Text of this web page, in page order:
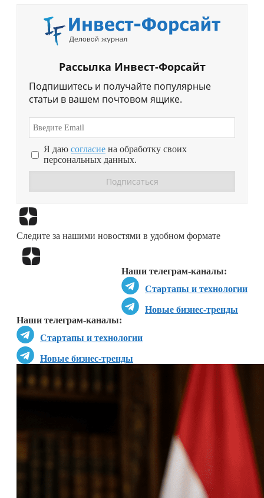
Рассылка Инвест-Форсайт
Подпишитесь и получайте популярные
статьи в вашем почтовом ящике.
Я даю согласие на обработку своих
персональных данных.
Следите за нашими новостями в удобном формате
Наши телеграм-каналы:
Стартапы и технологии
Новые бизнес-тренды
Наши телеграм-каналы:
Стартапы и технологии
Новые бизнес-тренды